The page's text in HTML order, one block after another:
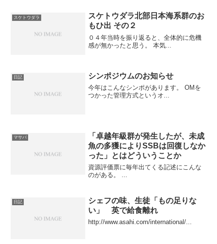
作所（金沢市）に次いで高いシェア（市
場占有率）を占めているが、...
スケトウダラ
スケトウダラ北部日本海系群のお
もひ出 その２
０４年当時を振り返ると、全体的に危機
感が無かったと思う。 本気...
日記 シンポジウムのお知らせ
今年はこんなシンポがあります。 OMを
つかった管理方式というオ...
マサバ
「卓越年級群が発生したが、未成
魚の多獲によりSSBは回復しなか
った」とはどういうことか
資源評価票に毎年出てくる記述にこんな
のがある。 ...
日記
シェフの味、生徒「もの足りな
い」 英で給食離れ
http://www.asahi.com/international/...